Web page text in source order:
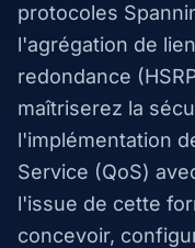
protocoles
l'agrégation de
redondance
maîtriserez la
l'implémentation
Service (QoS)
l'issue de cette
concevoir,